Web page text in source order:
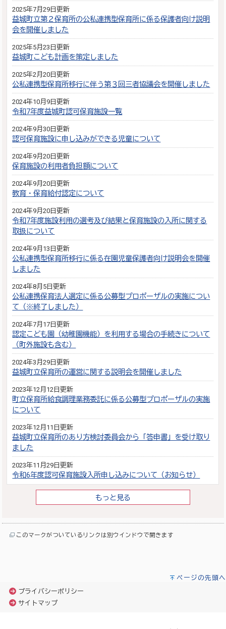
2025年7月29日更新
益城町立第２保育所の公私連携型保育所に係る保護者向け説明
会を開催しました
2025年5月23日更新
益城町こども計画を策定しました
2025年2月20日更新
公私連携型保育所移行に伴う第３回三者協議会を開催しました
2024年10月9日更新
令和7年度益城町認可保育施設一覧
2024年9月30日更新
認可保育施設に申し込みができる児童について
2024年9月20日更新
保育施設の利用者負担額について
2024年9月20日更新
教育・保育給付認定について
2024年9月20日更新
令和7年度施設利用の選考及び結果と保育施設の入所に関する
取扱について
2024年9月13日更新
公私連携型保育所移行に係る在園児童保護者向け説明会を開催
しました
2024年8月5日更新
公私連携保育法人選定に係る公募型プロポーザルの実施につい
て（※終了しました）
2024年7月17日更新
認定こども園（幼稚園機能）を利用する場合の手続きについて
（町外施設も含む）
2024年3月29日更新
益城町立保育所の運営に関する説明会を開催しました
2023年12月12日更新
町立保育所給食調理業務委託に係る公募型プロポーザルの実施
について
2023年12月11日更新
益城町立保育所のあり方検討委員会から「答申書」を受け取り
ました
2023年11月29日更新
令和6年度認可保育施設入所申し込みについて（お知らせ）
もっと見る
このマークがついているリンクは別ウインドウで開きます
ページの先頭へ
プライバシーポリシー
サイトマップ